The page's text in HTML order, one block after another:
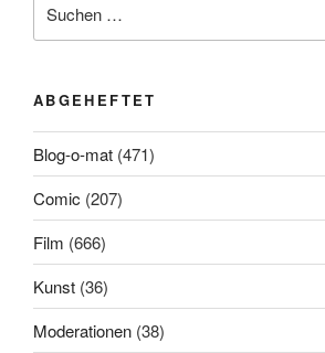
nach:
ABGEHEFTET
Blog-o-mat (471)
Comic (207)
Film (666)
Kunst (36)
Moderationen (38)